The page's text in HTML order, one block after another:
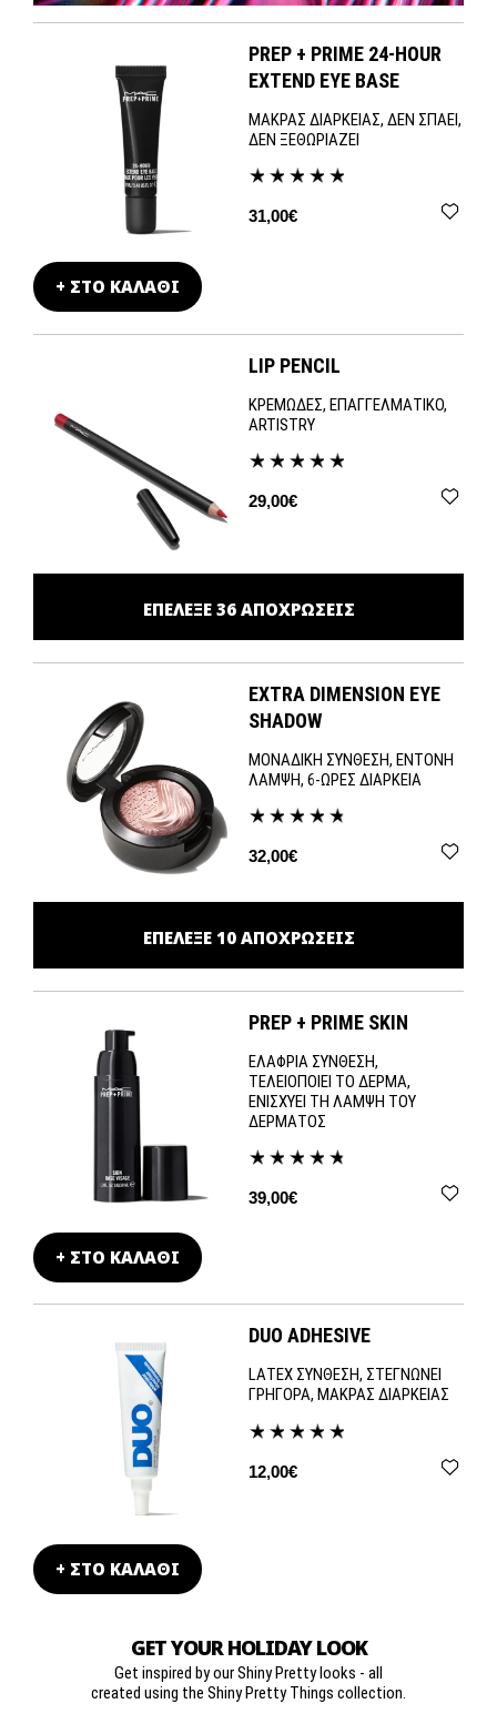
PREP + PRIME 24-HOUR
EXTEND EYE BASE
ΜΑΚΡΑΣ ΔΙΑΡΚΕΙΑΣ, ΔΕΝ ΣΠΑΕΙ,
ΔΕΝ ΞΕΘΩΡΙΑΖΕΙ
31,00€
+ ΣΤΟ ΚΑΛΑΘΙ
LIP PENCIL
ΚΡΕΜΩΔΕΣ, ΕΠΑΓΓΕΛΜΑΤΙΚΟ,
ARTISTRY
29,00€
ΕΠΕΛΕΞΕ 36ΑΠΟΧΡΩΣΕΙΣ
EXTRA DIMENSION EYE
SHADOW
ΜΟΝΑΔΙΚΗ ΣΥΝΘΕΣΗ, ΕΝΤΟΝΗ
ΛΑΜΨΗ, 6-ΩΡΕΣ ΔΙΑΡΚΕΙΑ
32,00€
ΕΠΕΛΕΞΕ 10ΑΠΟΧΡΩΣΕΙΣ
PREP + PRIME SKIN
ΕΛΑΦΡΙΑ ΣΥΝΘΕΣΗ,
ΤΕΛΕΙΟΠΟΙΕΙ ΤΟ ΔΕΡΜΑ,
ΕΝΙΣΧΥΕΙ ΤΗ ΛΑΜΨΗ ΤΟΥ
ΔΕΡΜΑΤΟΣ
39,00€
+ ΣΤΟ ΚΑΛΑΘΙ
DUO ADHESIVE
LATEX ΣΥΝΘΕΣΗ, ΣΤΕΓΝΩΝΕΙ
ΓΡΗΓΟΡΑ, ΜΑΚΡΑΣ ΔΙΑΡΚΕΙΑΣ
12,00€
+ ΣΤΟ ΚΑΛΑΘΙ
GET YOUR HOLIDAY LOOK
Get inspired by our Shiny Pretty looks - all
created using the Shiny Pretty Things collection.